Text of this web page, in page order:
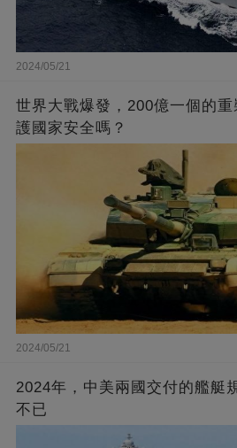
2024/05/21
世界大戰爆發，200億一個的
護國家安全嗎？
2024/05/21
2024年，中美兩國交付的艦艇
不已